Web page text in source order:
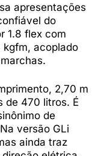
apresentações
do
1.8 flex com
kgfm, acoplado
2,70 m
de 470 litros. É
de
versão GLi
ainda traz